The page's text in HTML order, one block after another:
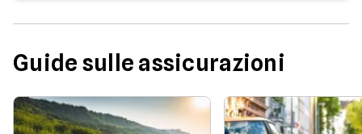
Guide sulle assicurazioni